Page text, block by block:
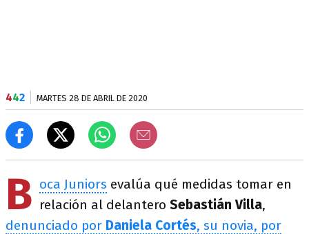
442 MARTES 28 DE ABRIL DE 2020
B oca Juniors evalúa qué medidas tomar en
relación al delantero Sebastián Villa,
denunciado por Daniela Cortés, su novia, por